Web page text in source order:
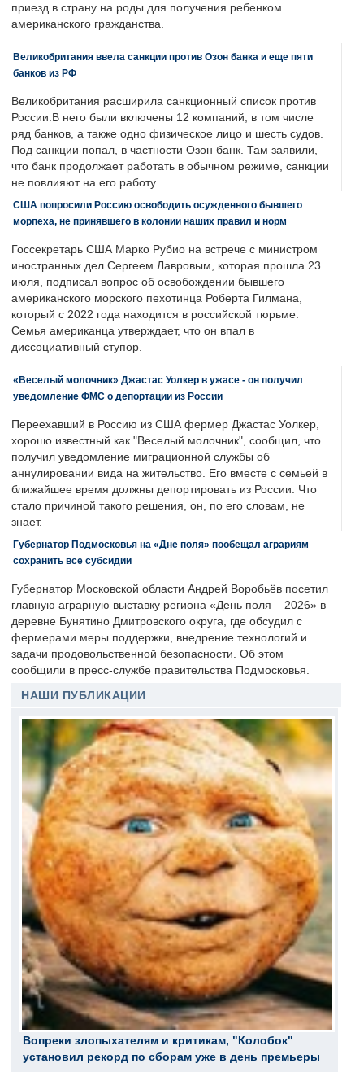
приезд в страну на роды для получения ребенком
американского гражданства.
Великобритания ввела санкции против Озон банка и еще пяти
банков из РФ
Великобритания расширила санкционный список против
России.В него были включены 12 компаний, в том числе
ряд банков, а также одно физическое лицо и шесть судов.
Под санкции попал, в частности Озон банк. Там заявили,
что банк продолжает работать в обычном режиме, санкции
не повлияют на его работу.
США попросили Россию освободить осужденного бывшего
морпеха, не принявшего в колонии наших правил и норм
Госсекретарь США Марко Рубио на встрече с министром
иностранных дел Сергеем Лавровым, которая прошла 23
июля, подписал вопрос об освобождении бывшего
американского морского пехотинца Роберта Гилмана,
который с 2022 года находится в российской тюрьме.
Семья американца утверждает, что он впал в
диссоциативный ступор.
«Веселый молочник» Джастас Уолкер в ужасе - он получил
уведомление ФМС о депортации из России
Переехавший в Россию из США фермер Джастас Уолкер,
хорошо известный как "Веселый молочник", сообщил, что
получил уведомление миграционной службы об
аннулировании вида на жительство. Его вместе с семьей в
ближайшее время должны депортировать из России. Что
стало причиной такого решения, он, по его словам, не
знает.
Губернатор Подмосковья на «Дне поля» пообещал аграриям
сохранить все субсидии
Губернатор Московской области Андрей Воробьёв посетил
главную аграрную выставку региона «День поля – 2026» в
деревне Бунятино Дмитровского округа, где обсудил с
фермерами меры поддержки, внедрение технологий и
задачи продовольственной безопасности. Об этом
сообщили в пресс-службе правительства Подмосковья.
НАШИ ПУБЛИКАЦИИ
Вопреки злопыхателям и критикам, "Колобок"
установил рекорд по сборам уже в день премьеры